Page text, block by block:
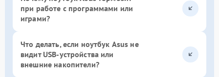
при работе с программами или
играми?
Что делать, если ноутбук Asus не
видит USB-устройства или
внешние накопители?